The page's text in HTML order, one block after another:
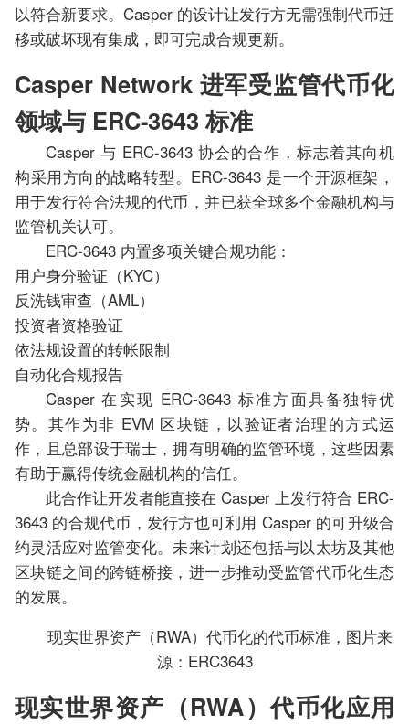
以符合新要求。Casper 的设计让发行方无需强制代币迁
移或破坏现有集成，即可完成合规更新。
Casper Network 进军受监管代币化
领域与 ERC-3643 标准
Casper 与 ERC-3643 协会的合作，标志着其向机
构采用方向的战略转型。ERC-3643 是一个开源框架，
用于发行符合法规的代币，并已获全球多个金融机构与
监管机关认可。
ERC-3643 内置多项关键合规功能：
用户身分验证（KYC）
反洗钱审查（AML）
投资者资格验证
依法规设置的转帐限制
自动化合规报告
Casper 在实现 ERC-3643 标准方面具备独特优
势。其作为非 EVM 区块链，以验证者治理的方式运
作，且总部设于瑞士，拥有明确的监管环境，这些因素
有助于赢得传统金融机构的信任。
此合作让开发者能直接在 Casper 上发行符合 ERC-
3643 的合规代币，发行方也可利用 Casper 的可升级合
约灵活应对监管变化。未来计划还包括与以太坊及其他
区块链之间的跨链桥接，进一步推动受监管代币化生态
的发展。
现实世界资产（RWA）代币化的代币标准，图片来
源：ERC3643
现实世界资产（RWA）代币化应用